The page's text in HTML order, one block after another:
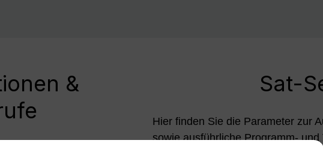
&
Sie wissen
Sat-
Hier finden Sie die Parameter zur
sowie ausführliche Programm- und